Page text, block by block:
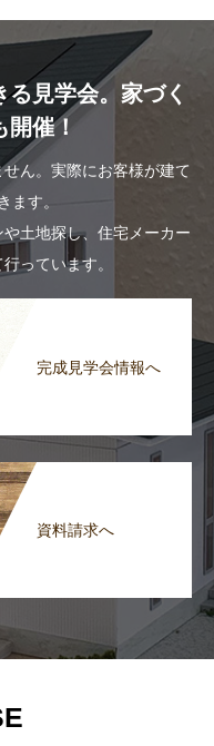
見学会。家づく
催！
ん。実際にお客様が建て
ます。
土地探し、住宅メーカー
っています。
完成見学会情報へ
資料請求へ